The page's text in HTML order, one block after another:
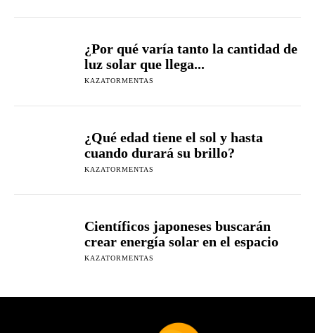
¿Por qué varía tanto la cantidad de
luz solar que llega...
KAZATORMENTAS
¿Qué edad tiene el sol y hasta
cuando durará su brillo?
KAZATORMENTAS
Científicos japoneses buscarán
crear energía solar en el espacio
KAZATORMENTAS